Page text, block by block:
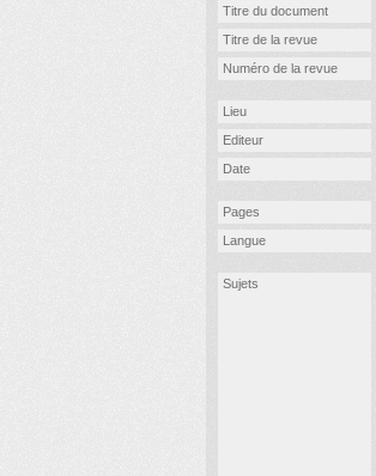
Titre du document
Titre de la revue
Numéro de la revue
Lieu
Editeur
Date
Pages
Langue
Sujets